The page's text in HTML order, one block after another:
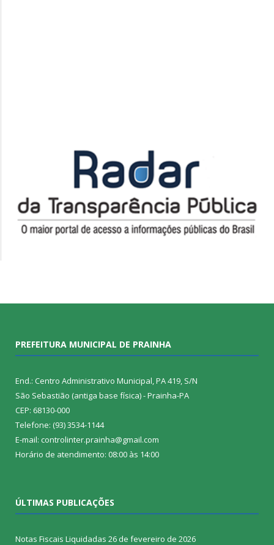
PREFEITURA MUNICIPAL DE PRAINHA
End.: Centro Administrativo Municipal, PA 419, S/N
São Sebastião (antiga base física) - Prainha-PA
CEP: 68130-000
Telefone: (93) 3534-1144
E-mail: controlinter.prainha@gmail.com
Horário de atendimento: 08:00 às 14:00
ÚLTIMAS PUBLICAÇÕES
Notas Fiscais Liquidadas 26 de fevereiro de 2026